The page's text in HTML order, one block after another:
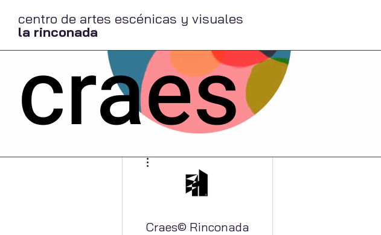
centro de artes escénicas y visuales
la rinconada
craes
Craes© Rinconada